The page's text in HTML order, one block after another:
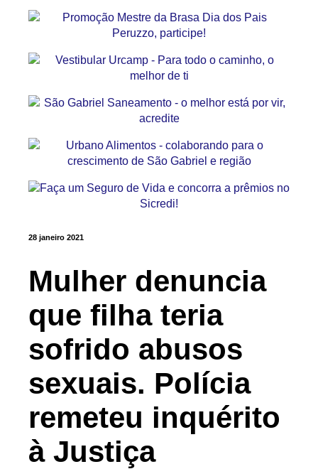
28 janeiro 2021
Mulher denuncia
que filha teria
sofrido abusos
sexuais. Polícia
remeteu inquérito
à Justiça